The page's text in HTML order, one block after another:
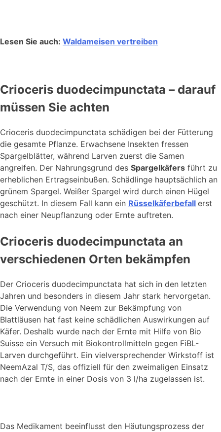
Lesen Sie auch: Waldameisen vertreiben
Crioceris duodecimpunctata – darauf
müssen Sie achten
Crioceris duodecimpunctata schädigen bei der Fütterung
die gesamte Pflanze. Erwachsene Insekten fressen
Spargelblätter, während Larven zuerst die Samen
angreifen. Der Nahrungsgrund des Spargelkäfers führt zu
erheblichen Ertragseinbußen. Schädlinge hauptsächlich an
grünem Spargel. Weißer Spargel wird durch einen Hügel
geschützt. In diesem Fall kann ein Rüsselkäferbefall erst
nach einer Neupflanzung oder Ernte auftreten.
Crioceris duodecimpunctata an
verschiedenen Orten bekämpfen
Der Crioceris duodecimpunctata hat sich in den letzten
Jahren und besonders in diesem Jahr stark hervorgetan.
Die Verwendung von Neem zur Bekämpfung von
Blattläusen hat fast keine schädlichen Auswirkungen auf
Käfer. Deshalb wurde nach der Ernte mit Hilfe von Bio
Suisse ein Versuch mit Biokontrollmitteln gegen FiBL-
Larven durchgeführt. Ein vielversprechender Wirkstoff ist
NeemAzal T/S, das offiziell für den zweimaligen Einsatz
nach der Ernte in einer Dosis von 3 l/ha zugelassen ist.
Das Medikament beeinflusst den Häutungsprozess der